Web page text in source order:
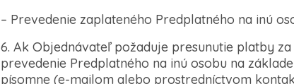
– Prevedenie zaplateného Predplatného na inú
6. Ak Objednávateľ požaduje presunutie platby
prevedenie Predplatného na inú osobu na
písomne (e-mailom alebo prostredníctvom